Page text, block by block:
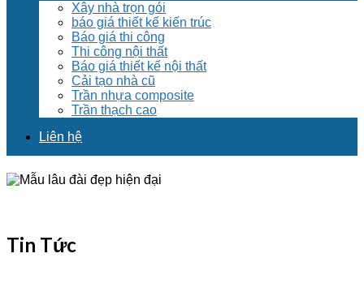
Xây nhà trọn gói
báo giá thiết kế kiến trúc
Báo giá thi công
Thi công nội thất
Báo giá thiết kế nội thất
Cải tạo nhà cũ
Trần nhựa composite
Trần thạch cao
Liên hệ
Tin Tức